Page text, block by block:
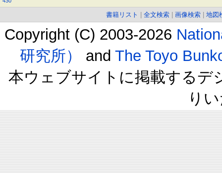
書籍リスト 全文検索 画像検索 地図
Copyright (C) 2003-2026
研究所）
and The Toyo
本ウェブサイトに掲載するデ
り